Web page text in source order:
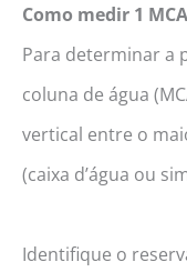
Como medir 1
Para determinar a
coluna de água
vertical entre o
(caixa d’água ou
Identifique o